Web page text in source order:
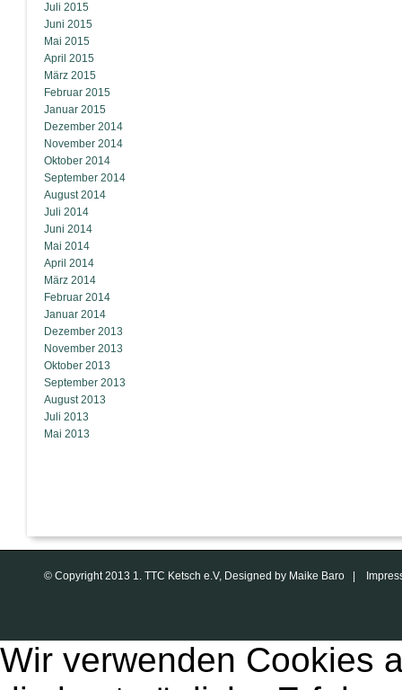
Juli 2015
Juni 2015
Mai 2015
April 2015
März 2015
Februar 2015
Januar 2015
Dezember 2014
November 2014
Oktober 2014
September 2014
August 2014
Juli 2014
Juni 2014
Mai 2014
April 2014
März 2014
Februar 2014
Januar 2014
Dezember 2013
November 2013
Oktober 2013
September 2013
August 2013
Juli 2013
Mai 2013
© Copyright 2013 1. TTC Ketsch e.V, Designed by Maike Baro |
Wir verwenden Cookies